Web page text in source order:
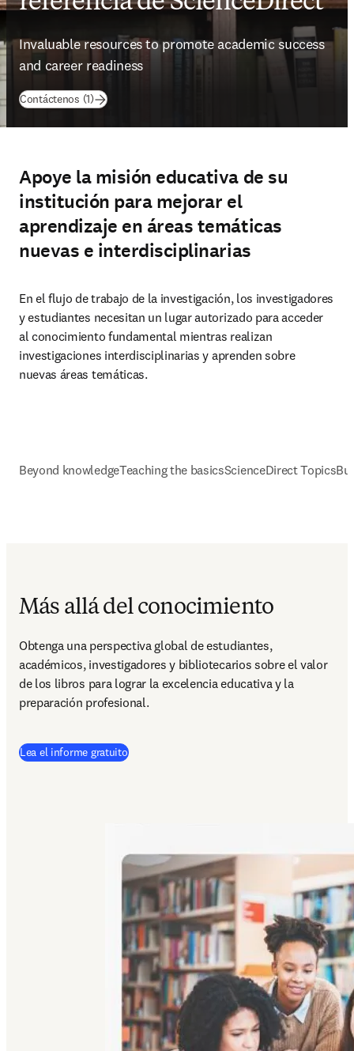
Invaluable resources to promote academic success
and career readiness
Contáctenos (1)
Apoye la misión educativa de su
institución para mejorar el
aprendizaje en áreas temáticas
nuevas e interdisciplinarias
En el flujo de trabajo de la investigación, los investigadores
y estudiantes necesitan un lugar autorizado para acceder
al conocimiento fundamental mientras realizan
investigaciones interdisciplinarias y aprenden sobre
nuevas áreas temáticas.
Beyond knowledgeTeaching the basicsScienceDirect Topics
Más allá del conocimiento
Obtenga una perspectiva global de estudiantes,
académicos, investigadores y bibliotecarios sobre el valor
de los libros para lograr la excelencia educativa y la
preparación profesional.
Lea el informe gratuito(